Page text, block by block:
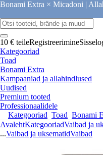
Bonami Extra × Micadoni |
10 € teileRegistreerimine
Kategooriad
Toad
Bonami Extra
Kampaaniad ja allahindlused
Uudised
Premium tooted
Professionaalidele
Kategooriad Toad Bonami
AvalehtKategooriadVaibad ja
...Vaibad ja uksematidVaibad